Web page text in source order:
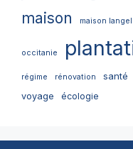
maison maison langel
occitanie
régime rénovation santé
voyage écologie